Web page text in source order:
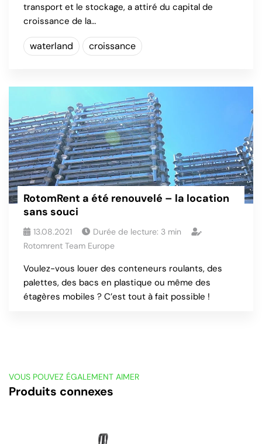
transport et le stockage, a attiré du capital de
croissance de la…
waterland croissance
RotomRent a été renouvelé – la location
sans souci
13.08.2021 Durée de lecture: 3 min
Rotomrent Team Europe
Voulez-vous louer des conteneurs roulants, des
palettes, des bacs en plastique ou même des
étagères mobiles ? C’est tout à fait possible !
VOUS POUVEZ ÉGALEMENT AIMER
Produits connexes